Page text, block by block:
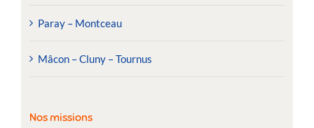
Paray – Montceau
Mâcon – Cluny – Tournus
Nos missions